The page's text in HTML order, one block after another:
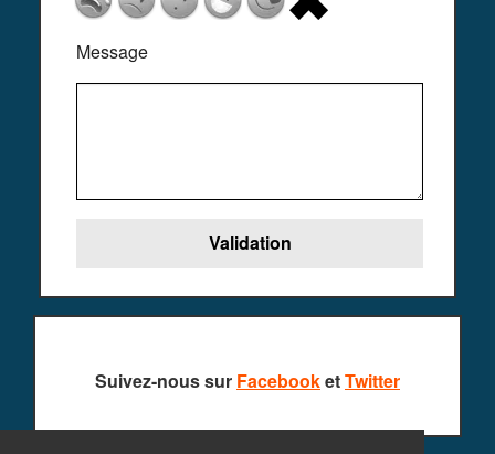
Message
Suivez-nous sur FacebooketTwitter